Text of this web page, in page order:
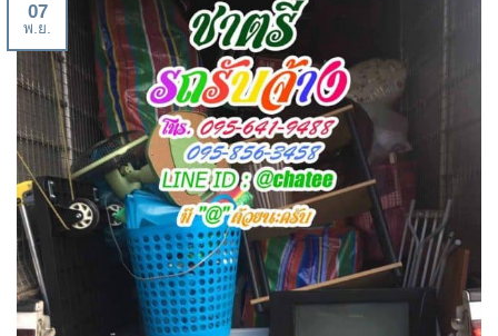
07
พ.ย.